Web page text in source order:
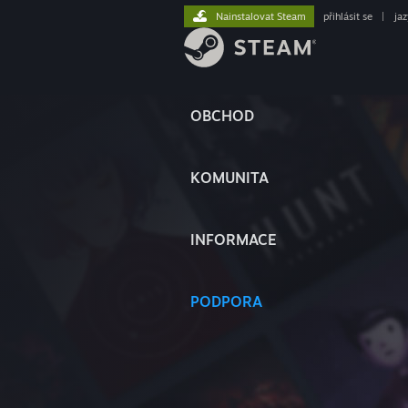
OBCHOD
KOMUNITA
INFORMACE
PODPORA
Nainstalovat Steam přihlásit se